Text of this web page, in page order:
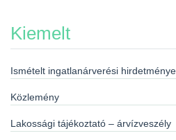
Kiemelt
Ismételt ingatlanárverési
Közlemény
Lakossági tájékoztató – árvízveszély